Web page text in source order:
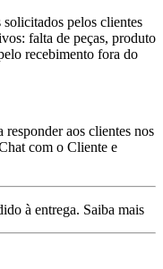
pelos clientes
falta de peças, produto
recebimento fora do
aos clientes nos
com o Cliente e
à entrega. Saiba mais